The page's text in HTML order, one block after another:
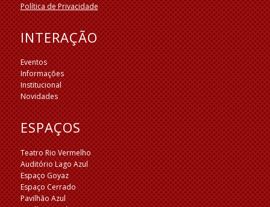
Política de Privacidade
INTERAÇÃO
Eventos
Informações
Institucional
Novidades
ESPAÇOS
Teatro Rio Vermelho
Auditório Lago Azul
Espaço Goyaz
Espaço Cerrado
Pavilhão Azul